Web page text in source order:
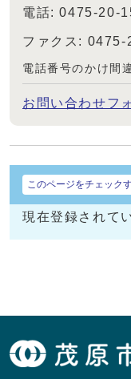
電話: 0475-20-
ファクス: 0475-
電話番号のかけ間
お問い合わせフ
このページをチェック
現在登録されて